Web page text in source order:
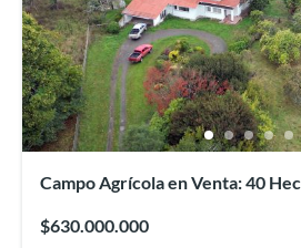
Campo Agrícola en Venta: 40
$630.000.000